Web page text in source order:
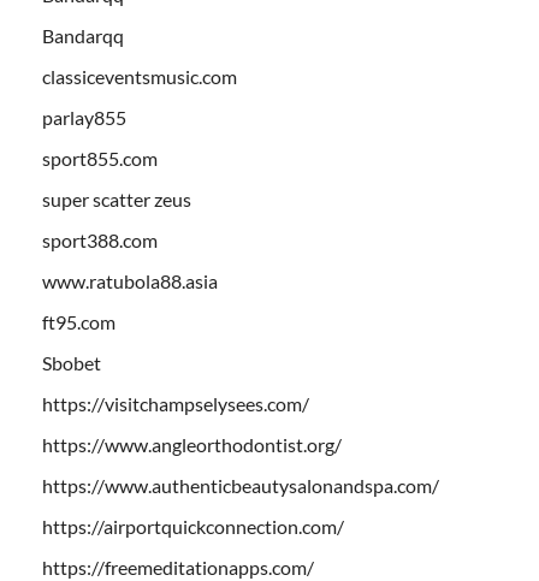
Bandarqq
classiceventsmusic.com
parlay855
sport855.com
super scatter zeus
sport388.com
www.ratubola88.asia
ft95.com
Sbobet
https://visitchampselysees.com/
https://www.angleorthodontist.org/
https://www.authenticbeautysalonandspa.com/
https://airportquickconnection.com/
https://freemeditationapps.com/